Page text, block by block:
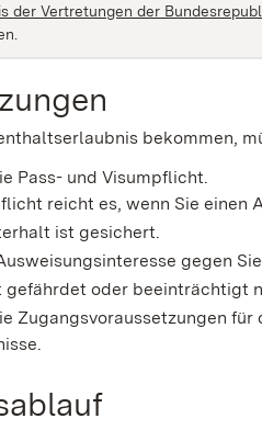
der Vertretungen der
bekommen,
Pass- und Visumpflicht.
reicht es, wenn Sie einen
ist gesichert.
gegen
gefährdet oder beeinträchtigt
Zugangsvoraussetzungen